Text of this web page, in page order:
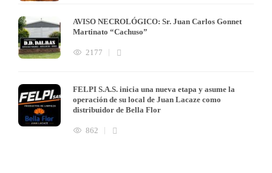
AVISO NECROLÓGICO: Sr. Juan Carlos Gonnet
Martinato “Cachuso”
2177
FELPI S.A.S. inicia una nueva etapa y asume la
operación de su local de Juan Lacaze como
distribuidor de Bella Flor
862